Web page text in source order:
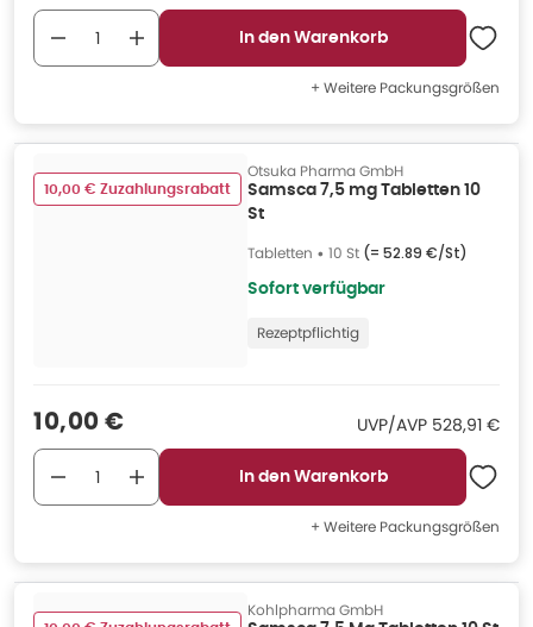
In den Warenkorb
+ Weitere Packungsgrößen
10,00 € Zuzahlungsrabatt
Otsuka Pharma GmbH
Samsca 7,5 mg Tabletten 10
St
Tabletten • 10 St (= 52.89 €/St)
Sofort verfügbar
Rezeptpflichtig
Verkaufspreis
10,00 € UVP/AVP UVP/AVP
528,91 €
In den Warenkorb
+ Weitere Packungsgrößen
Kohlpharma GmbH